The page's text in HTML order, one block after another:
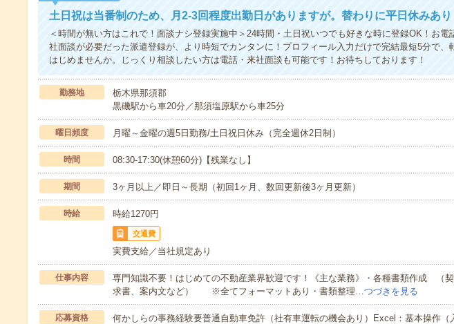
土日祝は当番制のため、月2-3回程度出勤日がありますが。替わりに平日休みあり
＜時間が無い方はこれで！面談ナシ登録実施中＞24時間・土日祝いつでも好きな時に登録OK！お電
社面談が必要だった派遣登録が、より時短でカンタンに！プロフィール入力だけで完結最短5分で、
はじめませんか。じっくり相談したい方は電話・来社面談も可能です！お待ちしております！
勤務地
栃木県那須郡
黒磯駅から車20分／那須塩原駅から車25分
曜日頻度 月曜～金曜の週5日勤務/土日祝日休み（完全週休2日制）
時間 08:30-17:30(休憩60分)【残業なし】
期間 3ヶ月以上／即日～長期（初回1ヶ月、数回更新後3ヶ月更新）
時給 時給1270円
交通費
実費支給／当社規定あり
仕事内容
専門知識不要！はじめての不動産業界歓迎です！《主な業務》・各種書類作成 （
求書、案内文など） ※全てフォーマットあり・書類整理…つづきを見る
応募資格
何かしらの事務経験要普通自動車免許（社有車運転の機会あり）Excel：基本操作（